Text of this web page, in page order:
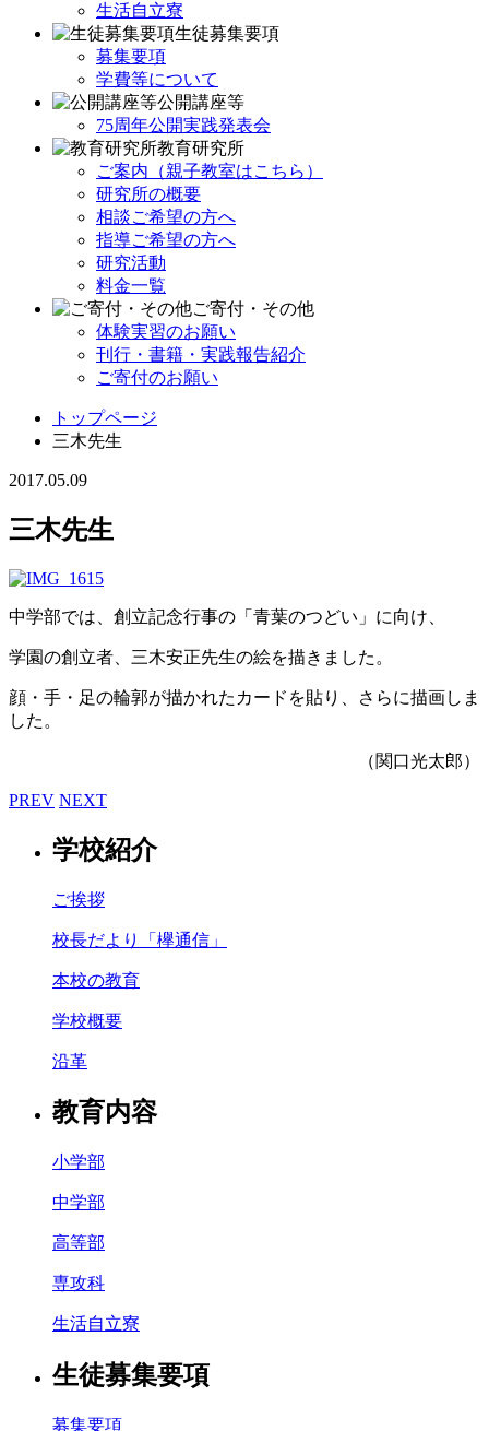
生活自立寮
生徒募集要項
募集要項
学費等について
公開講座等
75周年公開実践発表会
教育研究所
ご案内（親子教室はこちら）
研究所の概要
相談ご希望の方へ
指導ご希望の方へ
研究活動
料金一覧
ご寄付・その他
体験実習のお願い
刊行・書籍・実践報告紹介
ご寄付のお願い
トップページ
三木先生
2017.05.09
三木先生
中学部では、創立記念行事の「青葉のつどい」に向け、
学園の創立者、三木安正先生の絵を描きました。
顔・手・足の輪郭が描かれたカードを貼り、さらに描画しま
した。
（関口光太郎）
PREV NEXT
学校紹介
ご挨拶
校長だより「欅通信」
本校の教育
学校概要
沿革
教育内容
小学部
中学部
高等部
専攻科
生活自立寮
生徒募集要項
募集要項